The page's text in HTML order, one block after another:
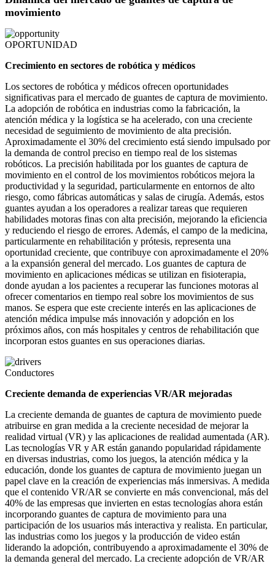
movimiento
OPORTUNIDAD
Crecimiento en sectores de robótica y médicos
Los sectores de robótica y médicos ofrecen oportunidades
significativas para el mercado de guantes de captura de movimiento.
La adopción de robótica en industrias como la fabricación, la
atención médica y la logística se ha acelerado, con una creciente
necesidad de seguimiento de movimiento de alta precisión.
Aproximadamente el 30% del crecimiento está siendo impulsado por
la demanda de control preciso en tiempo real de los sistemas
robóticos. La precisión habilitada por los guantes de captura de
movimiento en el control de los movimientos robóticos mejora la
productividad y la seguridad, particularmente en entornos de alto
riesgo, como fábricas automáticas y salas de cirugía. Además, estos
guantes ayudan a los operadores a realizar tareas que requieren
habilidades motoras finas con alta precisión, mejorando la eficiencia
y reduciendo el riesgo de errores. Además, el campo de la medicina,
particularmente en rehabilitación y prótesis, representa una
oportunidad creciente, que contribuye con aproximadamente el 20%
a la expansión general del mercado. Los guantes de captura de
movimiento en aplicaciones médicas se utilizan en fisioterapia,
donde ayudan a los pacientes a recuperar las funciones motoras al
ofrecer comentarios en tiempo real sobre los movimientos de sus
manos. Se espera que este creciente interés en las aplicaciones de
atención médica impulse más innovación y adopción en los
próximos años, con más hospitales y centros de rehabilitación que
incorporan estos guantes en sus operaciones diarias.
Conductores
Creciente demanda de experiencias VR/AR mejoradas
La creciente demanda de guantes de captura de movimiento puede
atribuirse en gran medida a la creciente necesidad de mejorar la
realidad virtual (VR) y las aplicaciones de realidad aumentada (AR).
Las tecnologías VR y AR están ganando popularidad rápidamente
en diversas industrias, como los juegos, la atención médica y la
educación, donde los guantes de captura de movimiento juegan un
papel clave en la creación de experiencias más inmersivas. A medida
que el contenido VR/AR se convierte en más convencional, más del
40% de las empresas que invierten en estas tecnologías ahora están
incorporando guantes de captura de movimiento para una
participación de los usuarios más interactiva y realista. En particular,
las industrias como los juegos y la producción de video están
liderando la adopción, contribuyendo a aproximadamente el 30% de
la demanda general del mercado. La creciente adopción de VR/AR